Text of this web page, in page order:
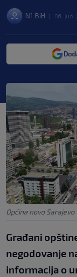
N1 BiH 06. jun.
Općina novo Sarajevo
Građani
negodovanje
informacija o